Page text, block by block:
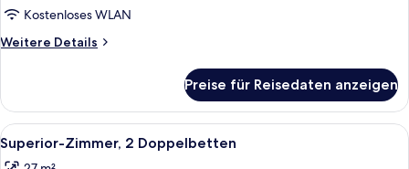
Kostenloses WLAN
Weitere Details
Weitere
(Cabana
Building)
Preise für Reisedaten anzeigen
Alle
Fotos
Ein Hotelzimmer mit einem großen
5
Superior-Zimmer, 2 Doppelbetten